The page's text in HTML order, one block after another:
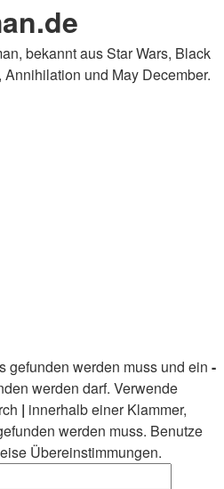
bekannt aus Star Wars, Black
und May December.
gefunden werden muss und ein -
werden darf. Verwende
| innerhalb einer Klammer,
werden muss. Benutze
Übereinstimmungen.